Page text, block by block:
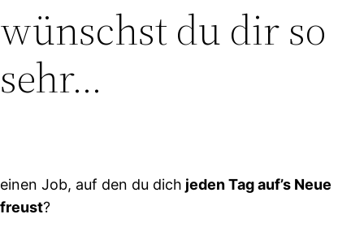
wünschst du dir so
sehr...
einen Job, auf den du dich jeden Tag auf’s Neue
freust?